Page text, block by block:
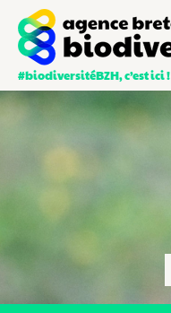
#biodiversitéBZH, c’est ici !